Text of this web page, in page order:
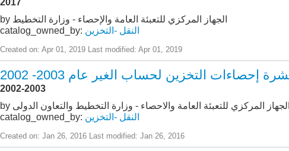
2017
by الجهاز المركزي للتعبئة العامة والإحصاء - وزارة التخطيط
catalog_owned_by: النقل -التخزين
Created on: Apr 01, 2019 Last modified: Apr 01, 2019
إحصاءات التخزين لحساب الغير عام 2003- 2002
2002-2003
by الجهاز المركزي للتعبئة العامة والاحصاء - وزارة التخطيط والتعاون الدولى
catalog_owned_by: النقل -التخزين
Created on: Jan 26, 2016 Last modified: Jan 26, 2016